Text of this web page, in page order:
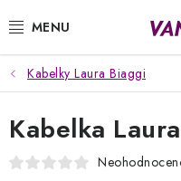
na
KABELKY
SPODNÍ PRÁDLO
PUNČOCHY
Kabelky Laura Biaggi
Kabelka